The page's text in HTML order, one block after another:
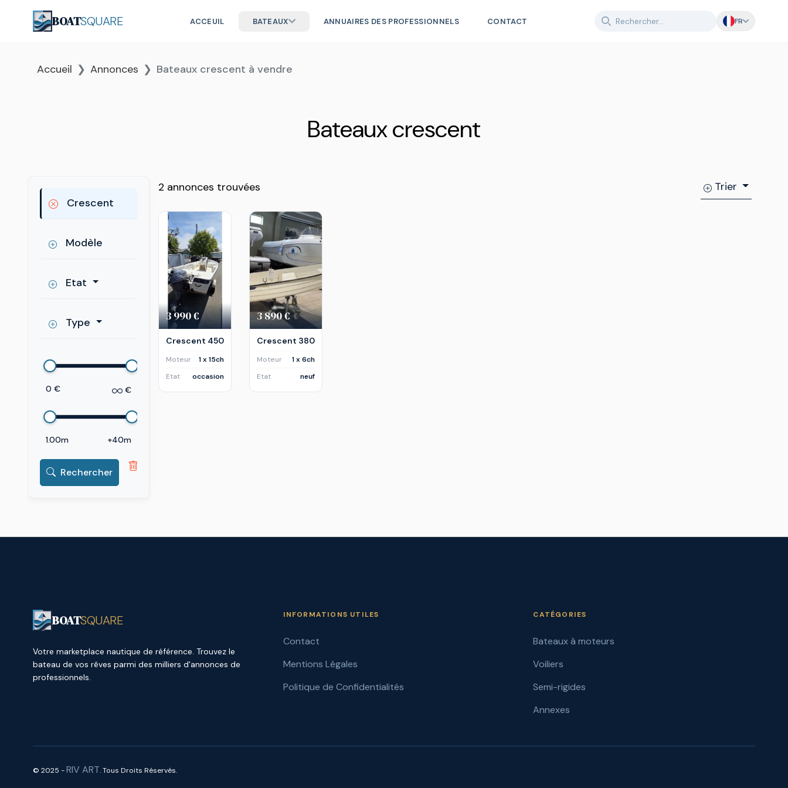
BOATSQUARE ACCEUIL BATEAUX ANNUAIRES DES PROFESSIONNELS CONTACT FR
Accueil Annonces Bateaux crescent à vendre
Bateaux crescent
Crescent
Modèle
Etat
Type
0 € €
1.00m +40m
Rechercher
2 annonces trouvées Trier
3 990 €
Crescent 450
Moteur
1 x 15ch
Etat
occasion
3 890 €
Crescent 380
Moteur
1 x 6ch
Etat
neuf
BOATSQUARE
Votre marketplace nautique de référence. Trouvez le
bateau de vos rêves parmi des milliers d'annonces de
professionnels.
INFORMATIONS UTILES
Contact
Mentions Légales
Politique de Confidentialités
CATÉGORIES
Bateaux à moteurs
Voiliers
Semi-rigides
Annexes
© 2025 -RIV ART. Tous Droits Réservés.